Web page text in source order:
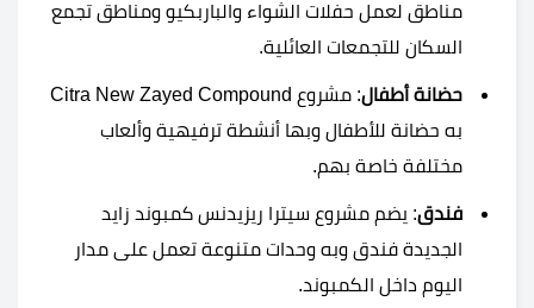
مناطق لعمل حفلات الشواء والباربكيو ومناطق تجمع
السكان للتجمعات العائلية.
حضانة أطفال
: مشروع Citra New Zayed Compound
به حضانة للأطفال وبها أنشطة ترفيهية وألعاب
مختلفة خاصة بهم.
فندق: يضم مشروع سيترا ريزيدنس كمبوند زايد
الجديدة فندق وبه وحدات متنوعة تعمل على مدار
اليوم داخل الكمبوند.